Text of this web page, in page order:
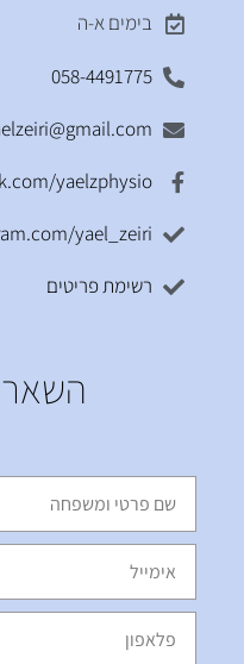
בימים א-ה
058-4491775
yaelzphysio
yael_zeiri/
רשימת פריטים